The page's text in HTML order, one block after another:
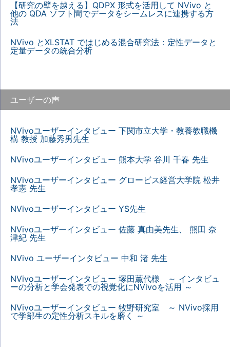
【研究の壁を越える】QDPX 形式を活用して NVivo と
他の QDA ソフト間でデータをシームレスに連携する方
法
NVivo とXLSTAT ではじめる混合研究法：定性データと
定量データの統合分析
ユーザーの声
NVivoユーザーインタビュー 下関市立大学・教養教職機
構 教授 加藤秀男先生
NVivoユーザーインタビュー 熊本大学 谷川 千春 先生
NVivoユーザーインタビュー グロービス経営大学院 松井
孝憲 先生
NVivoユーザーインタビュー YS先生
NVivoユーザーインタビュー 佐藤 真由美先生、 熊田 奈
津紀 先生
NVivo ユーザーインタビュー 中和 渚 先生
NVivoユーザーインタビュー 塚田薫代様 ～ インタビュ
ーの分析と学会発表での視覚化にNVivoを活用 ～
NVivoユーザーインタビュー 牧野研究室 ～ NVivo採用
で学部生の定性分析スキルを磨く ～